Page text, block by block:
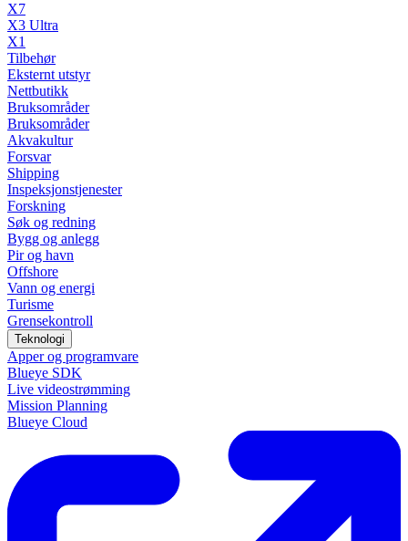
X7
X3 Ultra
X1
Tilbehør
Eksternt utstyr
Nettbutikk
Bruksområder
Bruksområder
Akvakultur
Forsvar
Shipping
Inspeksjonstjenester
Forskning
Søk og redning
Bygg og anlegg
Pir og havn
Offshore
Vann og energi
Turisme
Grensekontroll
Teknologi
Apper og programvare
Blueye SDK
Live videostrømming
Mission Planning
Blueye Cloud